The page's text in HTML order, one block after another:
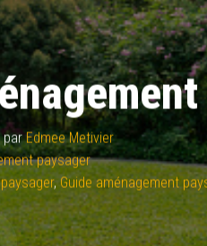
parEdmee Metivier
paysager
,Guide aménagement